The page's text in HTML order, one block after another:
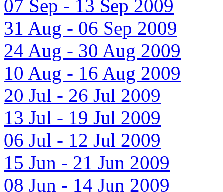
07 Sep - 13 Sep 2009
31 Aug - 06 Sep 2009
24 Aug - 30 Aug 2009
10 Aug - 16 Aug 2009
20 Jul - 26 Jul 2009
13 Jul - 19 Jul 2009
06 Jul - 12 Jul 2009
15 Jun - 21 Jun 2009
08 Jun - 14 Jun 2009